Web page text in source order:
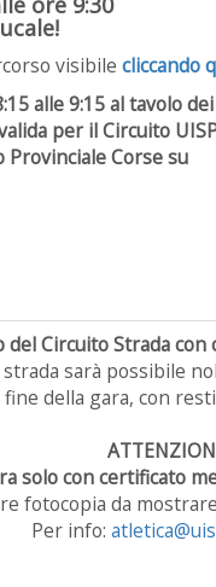
visibile cliccando
alle 9:15 al tavolo dei
per il Circuito
Corse su
Circuito Strada con
sarà possibile
fine della gara, con
solo con certificato
fotocopia da
Per info: